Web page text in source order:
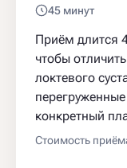
45 минут
Приём длится
чтобы
локтевого
конкретный
Стоимость